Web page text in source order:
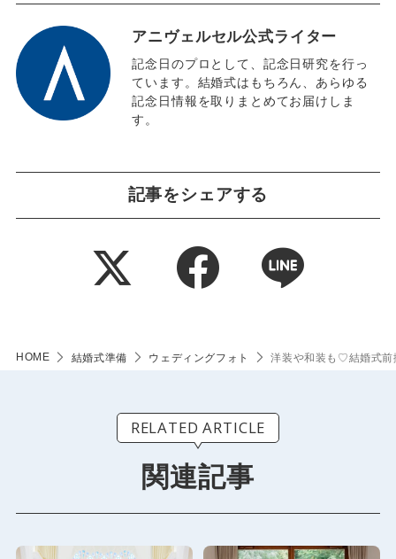
アニヴェルセル公式ライター
記念日のプロとして、記念日研究を行っ
ています。結婚式はもちろん、あらゆる
記念日情報を取りまとめてお届けしま
す。
記事をシェアする
HOME 結婚式準備 ウェディングフォト 洋装や和装も♡結婚式前
RELATED ARTICLE
関連記事